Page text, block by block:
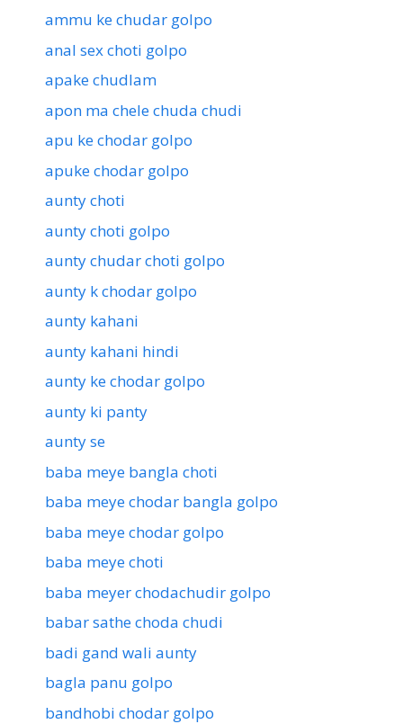
ammu ke chudar golpo
anal sex choti golpo
apake chudlam
apon ma chele chuda chudi
apu ke chodar golpo
apuke chodar golpo
aunty choti
aunty choti golpo
aunty chudar choti golpo
aunty k chodar golpo
aunty kahani
aunty kahani hindi
aunty ke chodar golpo
aunty ki panty
aunty se
baba meye bangla choti
baba meye chodar bangla golpo
baba meye chodar golpo
baba meye choti
baba meyer chodachudir golpo
babar sathe choda chudi
badi gand wali aunty
bagla panu golpo
bandhobi chodar golpo